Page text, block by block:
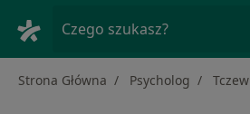
Czego szukasz?
Strona Główna Psycholog Tczew